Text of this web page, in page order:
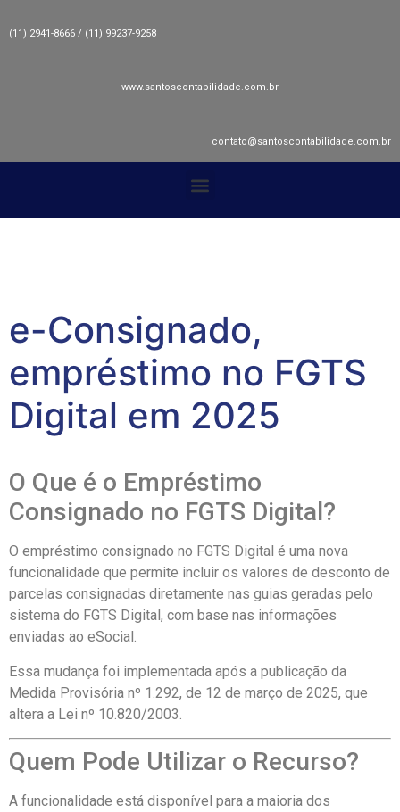
(11) 2941-8666 / (11) 99237-9258
www.santoscontabilidade.com.br
contato@santoscontabilidade.com.br
e-Consignado,
empréstimo no FGTS
Digital em 2025
O Que é o Empréstimo
Consignado no FGTS Digital?
O empréstimo consignado no FGTS Digital é uma nova
funcionalidade que permite incluir os valores de desconto de
parcelas consignadas diretamente nas guias geradas pelo
sistema do FGTS Digital, com base nas informações
enviadas ao eSocial.
Essa mudança foi implementada após a publicação da
Medida Provisória nº 1.292, de 12 de março de 2025, que
altera a Lei nº 10.820/2003.
Quem Pode Utilizar o Recurso?
A funcionalidade está disponível para a maioria dos